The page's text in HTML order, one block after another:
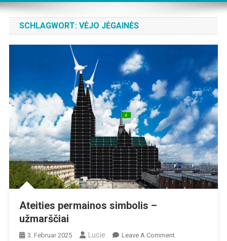
SCHLAGWORT: VĖJO JĖGAINĖS
Ateities permainos simbolis –
užmarščiai
3. Februar 2025 Lucie Leave A CommentOn